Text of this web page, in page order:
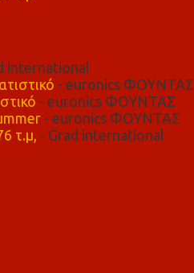
international
- euronics ΦΟΥΝΤΑΣ
- euronics ΦΟΥΝΤΑΣ
- euronics ΦΟΥΝΤΑΣ
τ.μ, - Grad international